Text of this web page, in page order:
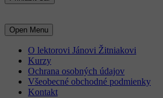
Open Menu
O lektorovi Jánovi Žitniakovi
Kurzy
Ochrana osobných údajov
Všeobecné obchodné podmienky
Kontakt